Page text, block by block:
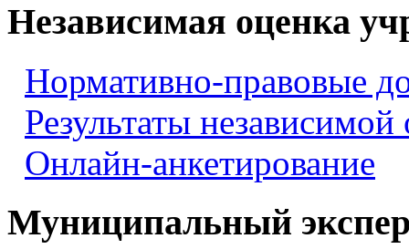
Независимая оценка
Нормативно-правовые
Результаты независимой
Онлайн-анкетирование
Муниципальный